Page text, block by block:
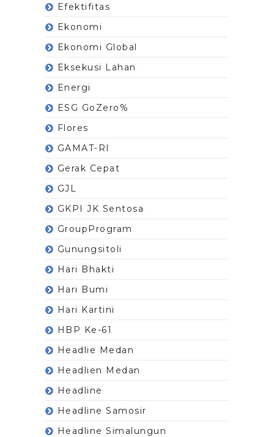
Efektifitas
Ekonomi
Ekonomi Global
Eksekusi Lahan
Energi
ESG GoZero%
Flores
GAMAT-RI
Gerak Cepat
GJL
GKPI JK Sentosa
GroupProgram
Gunungsitoli
Hari Bhakti
Hari Bumi
Hari Kartini
HBP Ke-61
Headlie Medan
Headlien Medan
Headline
Headline Samosir
Headline Simalungun